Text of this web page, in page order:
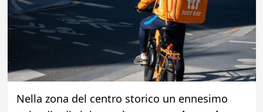
Nella zona del centro storico un ennesimo